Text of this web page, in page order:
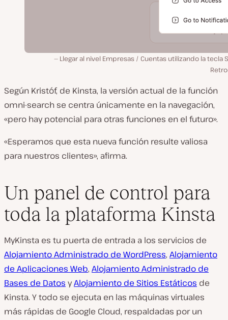
Llegar al nivel Empresas / Cuentas utilizando la tecla
Según Kristóf, de Kinsta, la versión actual de la función
omni-search se centra únicamente en la navegación,
«pero hay potencial para otras funciones en el futuro».
«Esperamos que esta nueva función resulte valiosa
para nuestros clientes», afirma.
Un panel de control para
toda la plataforma Kinsta
MyKinsta es tu puerta de entrada a los servicios de
Alojamiento Administrado de WordPress, Alojamiento
de Aplicaciones Web, Alojamiento Administrado de
Bases de Datos yAlojamiento de Sitios Estáticos de
Kinsta. Y todo se ejecuta en las máquinas virtuales
más rápidas de Google Cloud, respaldadas por un